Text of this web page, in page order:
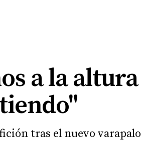
a la altura
tras el nuevo varapalo